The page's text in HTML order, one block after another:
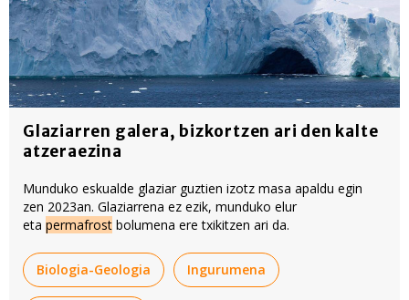
Glaziarren galera, bizkortzen ari den kalte
atzeraezina
Munduko eskualde glaziar guztien izotz masa apaldu egin
zen 2023an. Glaziarrena ez ezik, munduko elur
eta permafrost bolumena ere txikitzen ari da.
Biologia-Geologia Ingurumena